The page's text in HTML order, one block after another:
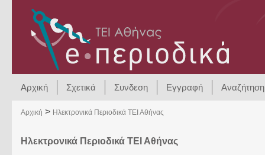
Αρχική Σχετικά Συνδεση Εγγραφή Αναζήτηση
Αρχική > Ηλεκτρονικά Περιοδικά ΤΕΙ Αθήνας
Ηλεκτρονικά Περιοδικά ΤΕΙ Αθήνας